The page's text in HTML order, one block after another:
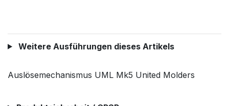
Weitere Ausführungen dieses Artikels
Auslösemechanismus UML Mk5 United Molders